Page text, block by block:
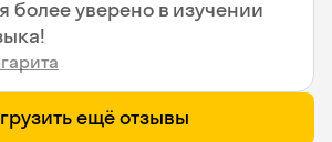
более уверено в изучении
ещё отзывы